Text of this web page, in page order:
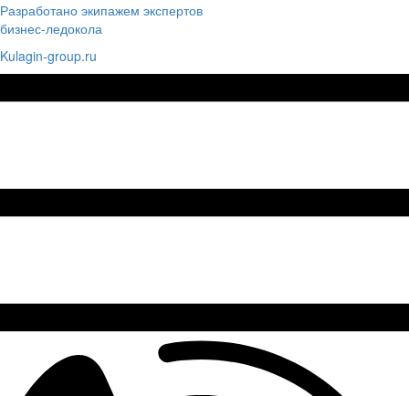
Разработано экипажем экспертов
бизнес-ледокола
Kulagin-group.ru